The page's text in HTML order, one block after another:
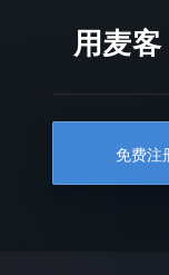
用麦
免费注